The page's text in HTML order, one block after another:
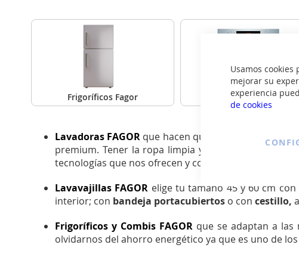
Usamos
mejorar su
experiencia
de cookies
Frigoríficos Fagor Hornos Fagor
Lavadoras FAGOR que hacen que el lavado sea
premium. Tener la ropa limpia y perfecta se ha
tecnologías que nos ofrecen y con las que
Lavavajillas FAGOR elige tu tamaño 45 y 60 cm
interior; con bandeja portacubiertos o con cestillo,
Frigoríficos y Combis FAGORque se adaptan a las
olvidarnos del ahorro energético ya que es uno de